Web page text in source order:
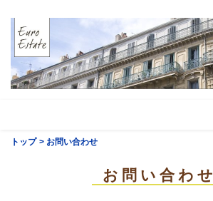
トップ > お問い合わせ
お問い合わせ